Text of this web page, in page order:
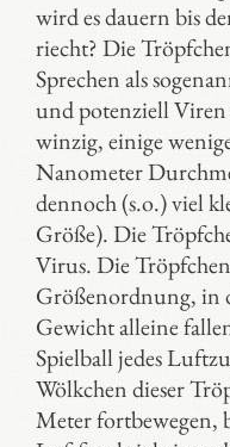
wird es dauern bis
riecht? Die
Sprechen als
und potenziell
winzig, einige
Nanometer
dennoch (s.o.) viel
Größe). Die
Virus. Die
Größenordnung, in
Gewicht alleine
Spielball jedes
Wölkchen dieser
Meter fortbewegen,